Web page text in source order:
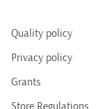
Quality policy
Privacy policy
Grants
Store Regulations